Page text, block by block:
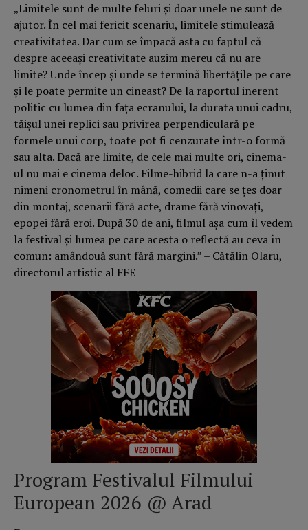
„Limitele sunt de multe feluri și doar unele ne sunt de
ajutor. În cel mai fericit scenariu, limitele stimulează
creativitatea. Dar cum se împacă asta cu faptul că
despre aceeași creativitate auzim mereu că nu are
limite? Unde încep și unde se termină libertățile pe care
și le poate permite un cineast? De la raportul inerent
politic cu lumea din fața ecranului, la durata unui cadru,
tăișul unei replici sau privirea perpendiculară pe
formele unui corp, toate pot fi cenzurate într-o formă
sau alta. Dacă are limite, de cele mai multe ori, cinema-
ul nu mai e cinema deloc. Filme-hibrid la care n-a ținut
nimeni cronometrul în mână, comedii care se țes doar
din montaj, scenarii fără acte, drame fără vinovați,
epopei fără eroi. După 30 de ani, filmul așa cum îl vedem
la festival și lumea pe care acesta o reflectă au ceva în
comun: amândouă sunt fără margini.” – Cătălin Olaru,
directorul artistic al FFE
Program Festivalul Filmului
European 2026 @ Arad